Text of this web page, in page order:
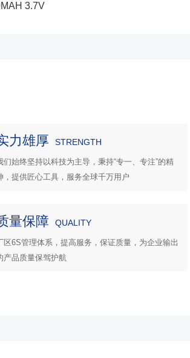
3.7V
力雄厚 STRENGTH
们始终坚持以科技为主导，秉持“专一、专注”的精
，提供匠心工具，服务全球千万用户
量保障 QUALITY
区6S管理体系，提高服务，保证质量，为企业输出
产品质量保驾护航